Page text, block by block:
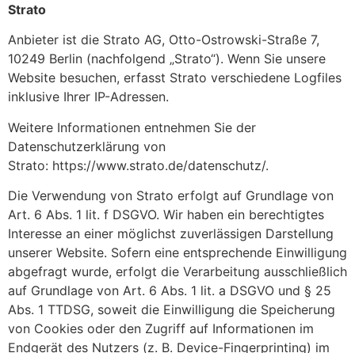
Strato
Anbieter ist die Strato AG, Otto-Ostrowski-Straße 7,
10249 Berlin (nachfolgend „Strato“). Wenn Sie unsere
Website besuchen, erfasst Strato verschiedene Logfiles
inklusive Ihrer IP-Adressen.
Weitere Informationen entnehmen Sie der
Datenschutzerklärung von
Strato: https://www.strato.de/datenschutz/.
Die Verwendung von Strato erfolgt auf Grundlage von
Art. 6 Abs. 1 lit. f DSGVO. Wir haben ein berechtigtes
Interesse an einer möglichst zuverlässigen Darstellung
unserer Website. Sofern eine entsprechende Einwilligung
abgefragt wurde, erfolgt die Verarbeitung ausschließlich
auf Grundlage von Art. 6 Abs. 1 lit. a DSGVO und § 25
Abs. 1 TTDSG, soweit die Einwilligung die Speicherung
von Cookies oder den Zugriff auf Informationen im
Endgerät des Nutzers (z. B. Device-Fingerprinting) im